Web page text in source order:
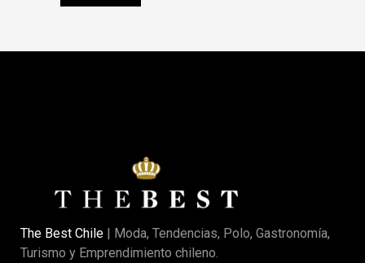
The Best Chile | Moda, Tendencias, Polo, Gastronomía,
Turismo y Emprendimiento chileno.